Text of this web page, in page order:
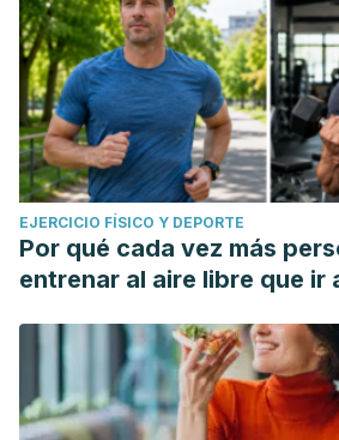
EJERCICIO FÍSICO Y DEPORTE
Por qué cada vez más
entrenar al aire libre que ir